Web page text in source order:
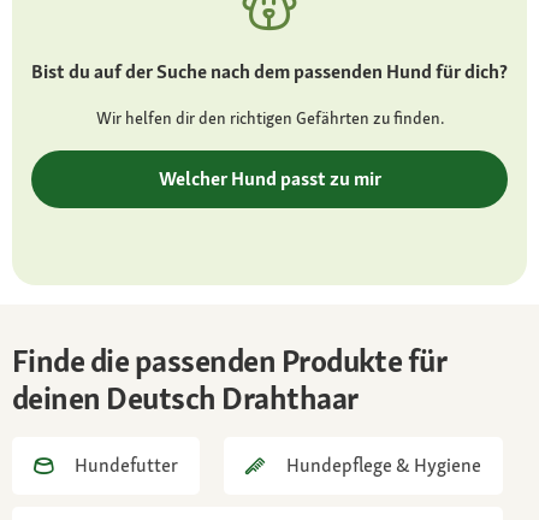
mit und ohne weißem Brustfleck sowie Hell-,
Schwarz- und Braunschimmel mit und ohne
Platten
Besonderheiten:
selbstbewusst, intelligent, lernfreudig und
ausgeglichen
unkompliziert, gelegentlich bürsten
Bist du auf der Suche nach dem passenden Hund für dich?
Wir helfen dir den richtigen Gefährten zu finden.
Welcher Hund passt zu mir
Finde die passenden Produkte für
deinen Deutsch Drahthaar
Hundefutter Hundepflege & Hygiene